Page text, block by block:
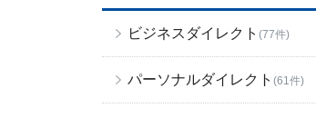
ビジネスダイレクト (77件)
パーソナルダイレクト (61件)